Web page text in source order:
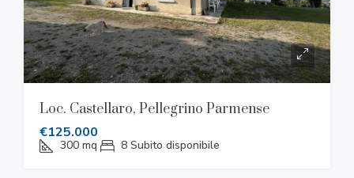
Loc. Castellaro, Pellegrino Parmense
€125.000
300 mq 8 Subito disponibile